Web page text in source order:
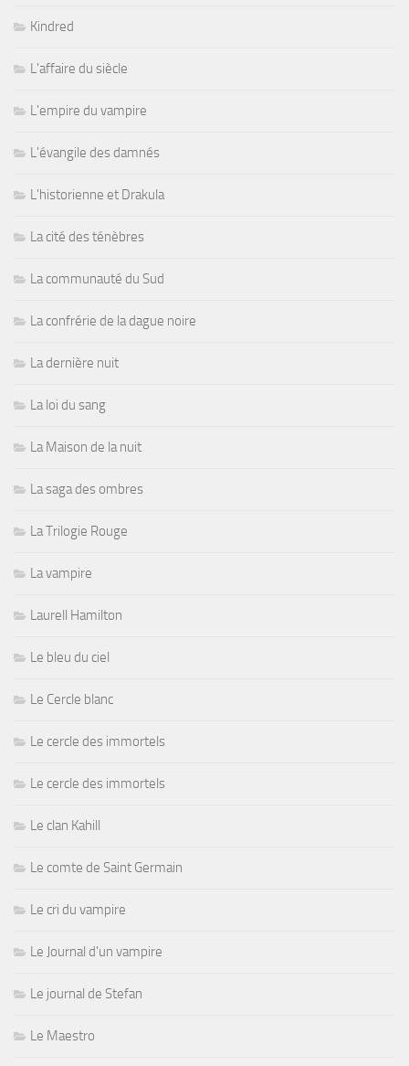
Kindred
L'affaire du siècle
L'empire du vampire
L'évangile des damnés
L'historienne et Drakula
La cité des ténèbres
La communauté du Sud
La confrérie de la dague noire
La dernière nuit
La loi du sang
La Maison de la nuit
La saga des ombres
La Trilogie Rouge
La vampire
Laurell Hamilton
Le bleu du ciel
Le Cercle blanc
Le cercle des immortels
Le cercle des immortels
Le clan Kahill
Le comte de Saint Germain
Le cri du vampire
Le Journal d'un vampire
Le journal de Stefan
Le Maestro